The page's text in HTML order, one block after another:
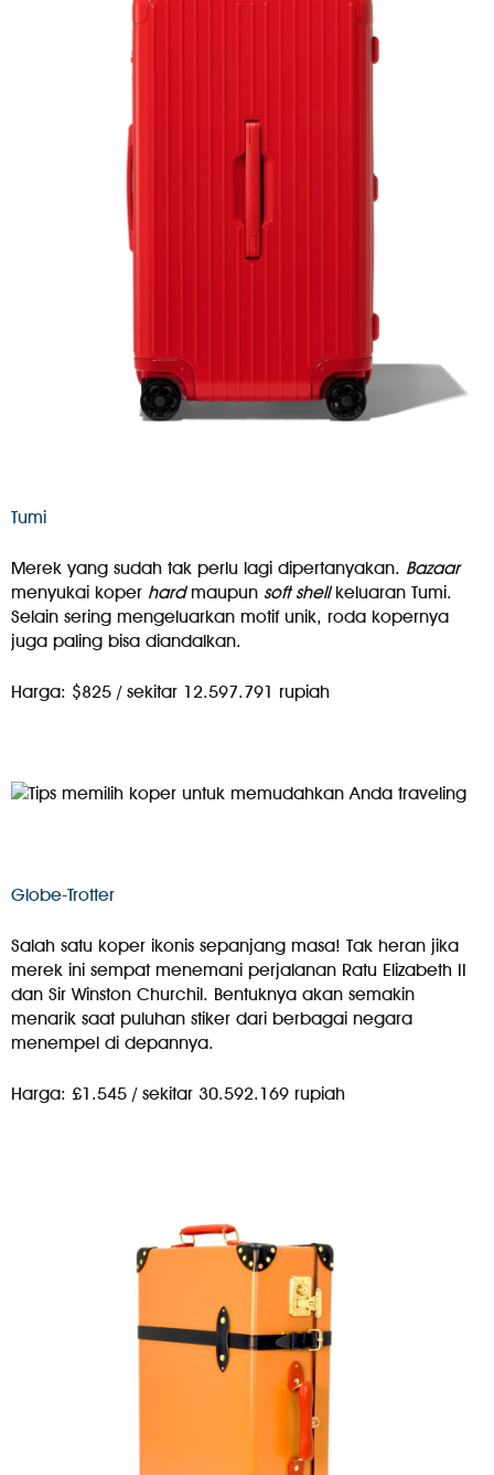
Tumi
Merek yang sudah tak perlu lagi dipertanyakan. Bazaar
menyukai koper hardmaupun soft shell keluaran Tumi.
Selain sering mengeluarkan motif unik, roda kopernya
juga paling bisa diandalkan.
Harga: $825 / sekitar 12.597.791 rupiah
Globe-Trotter
Salah satu koper ikonis sepanjang masa! Tak heran jika
merek ini sempat menemani perjalanan Ratu Elizabeth II
dan Sir Winston Churchil. Bentuknya akan semakin
menarik saat puluhan stiker dari berbagai negara
menempel di depannya.
Harga: £1.545 / sekitar 30.592.169 rupiah